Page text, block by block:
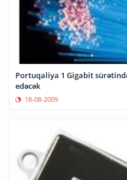
Portuqaliya 1 Gigabit sürətində
edəcək
18-08-2009